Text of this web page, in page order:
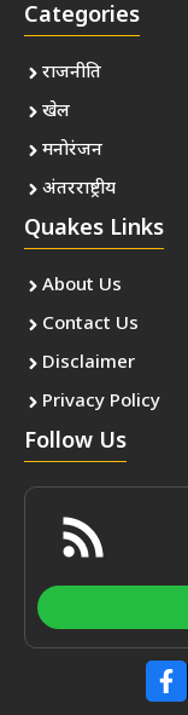
Categories
राजनीति
खेल
मनोरंजन
अंतरराष्ट्रीय
Quakes Links
About Us
Contact Us
Disclaimer
Privacy Policy
Follow Us